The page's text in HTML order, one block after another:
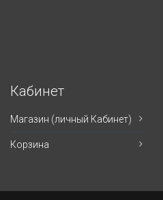
Кабинет
Магазин (личный Кабинет)
Корзина